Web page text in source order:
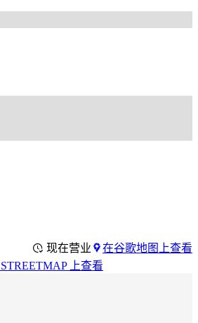
现在营业
在谷歌地图上查看
上查看